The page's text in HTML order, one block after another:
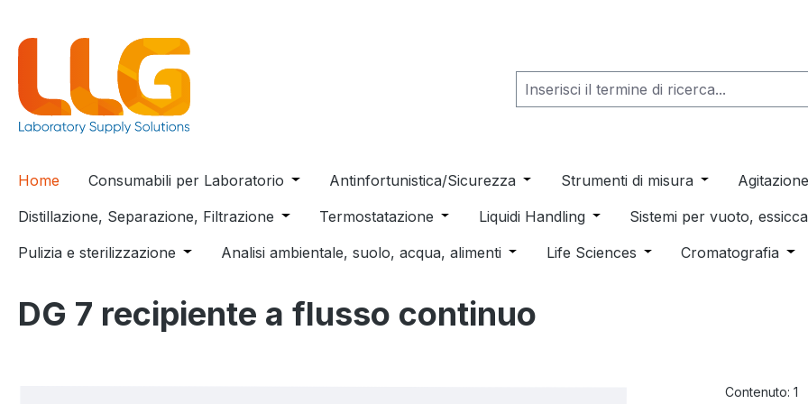
Home Consumabili per Laboratorio Open or close the dropdown menu from the category Consumabili per
Antinfortunistica/Sicurezza Open or close the dropdown menu
Strumenti di misura Open or close
Distillazione, Separazione, Filtrazione Open or close the dropdown menu from the category Distillazione,
Termostatazione Open or close the dropdown menu from the
Liquidi Handling Open or close the dropdown
Sistemi per vuoto,
Pulizia e sterilizzazione Open or close the dropdown menu from the category Pulizia e sterilizzazione
Analisi ambientale, suolo, acqua, alimenti Open or close the dropdown menu from
Life Sciences Open or close the
Cromatografia
DG 7 recipiente a flusso continuo
Contenuto: 1